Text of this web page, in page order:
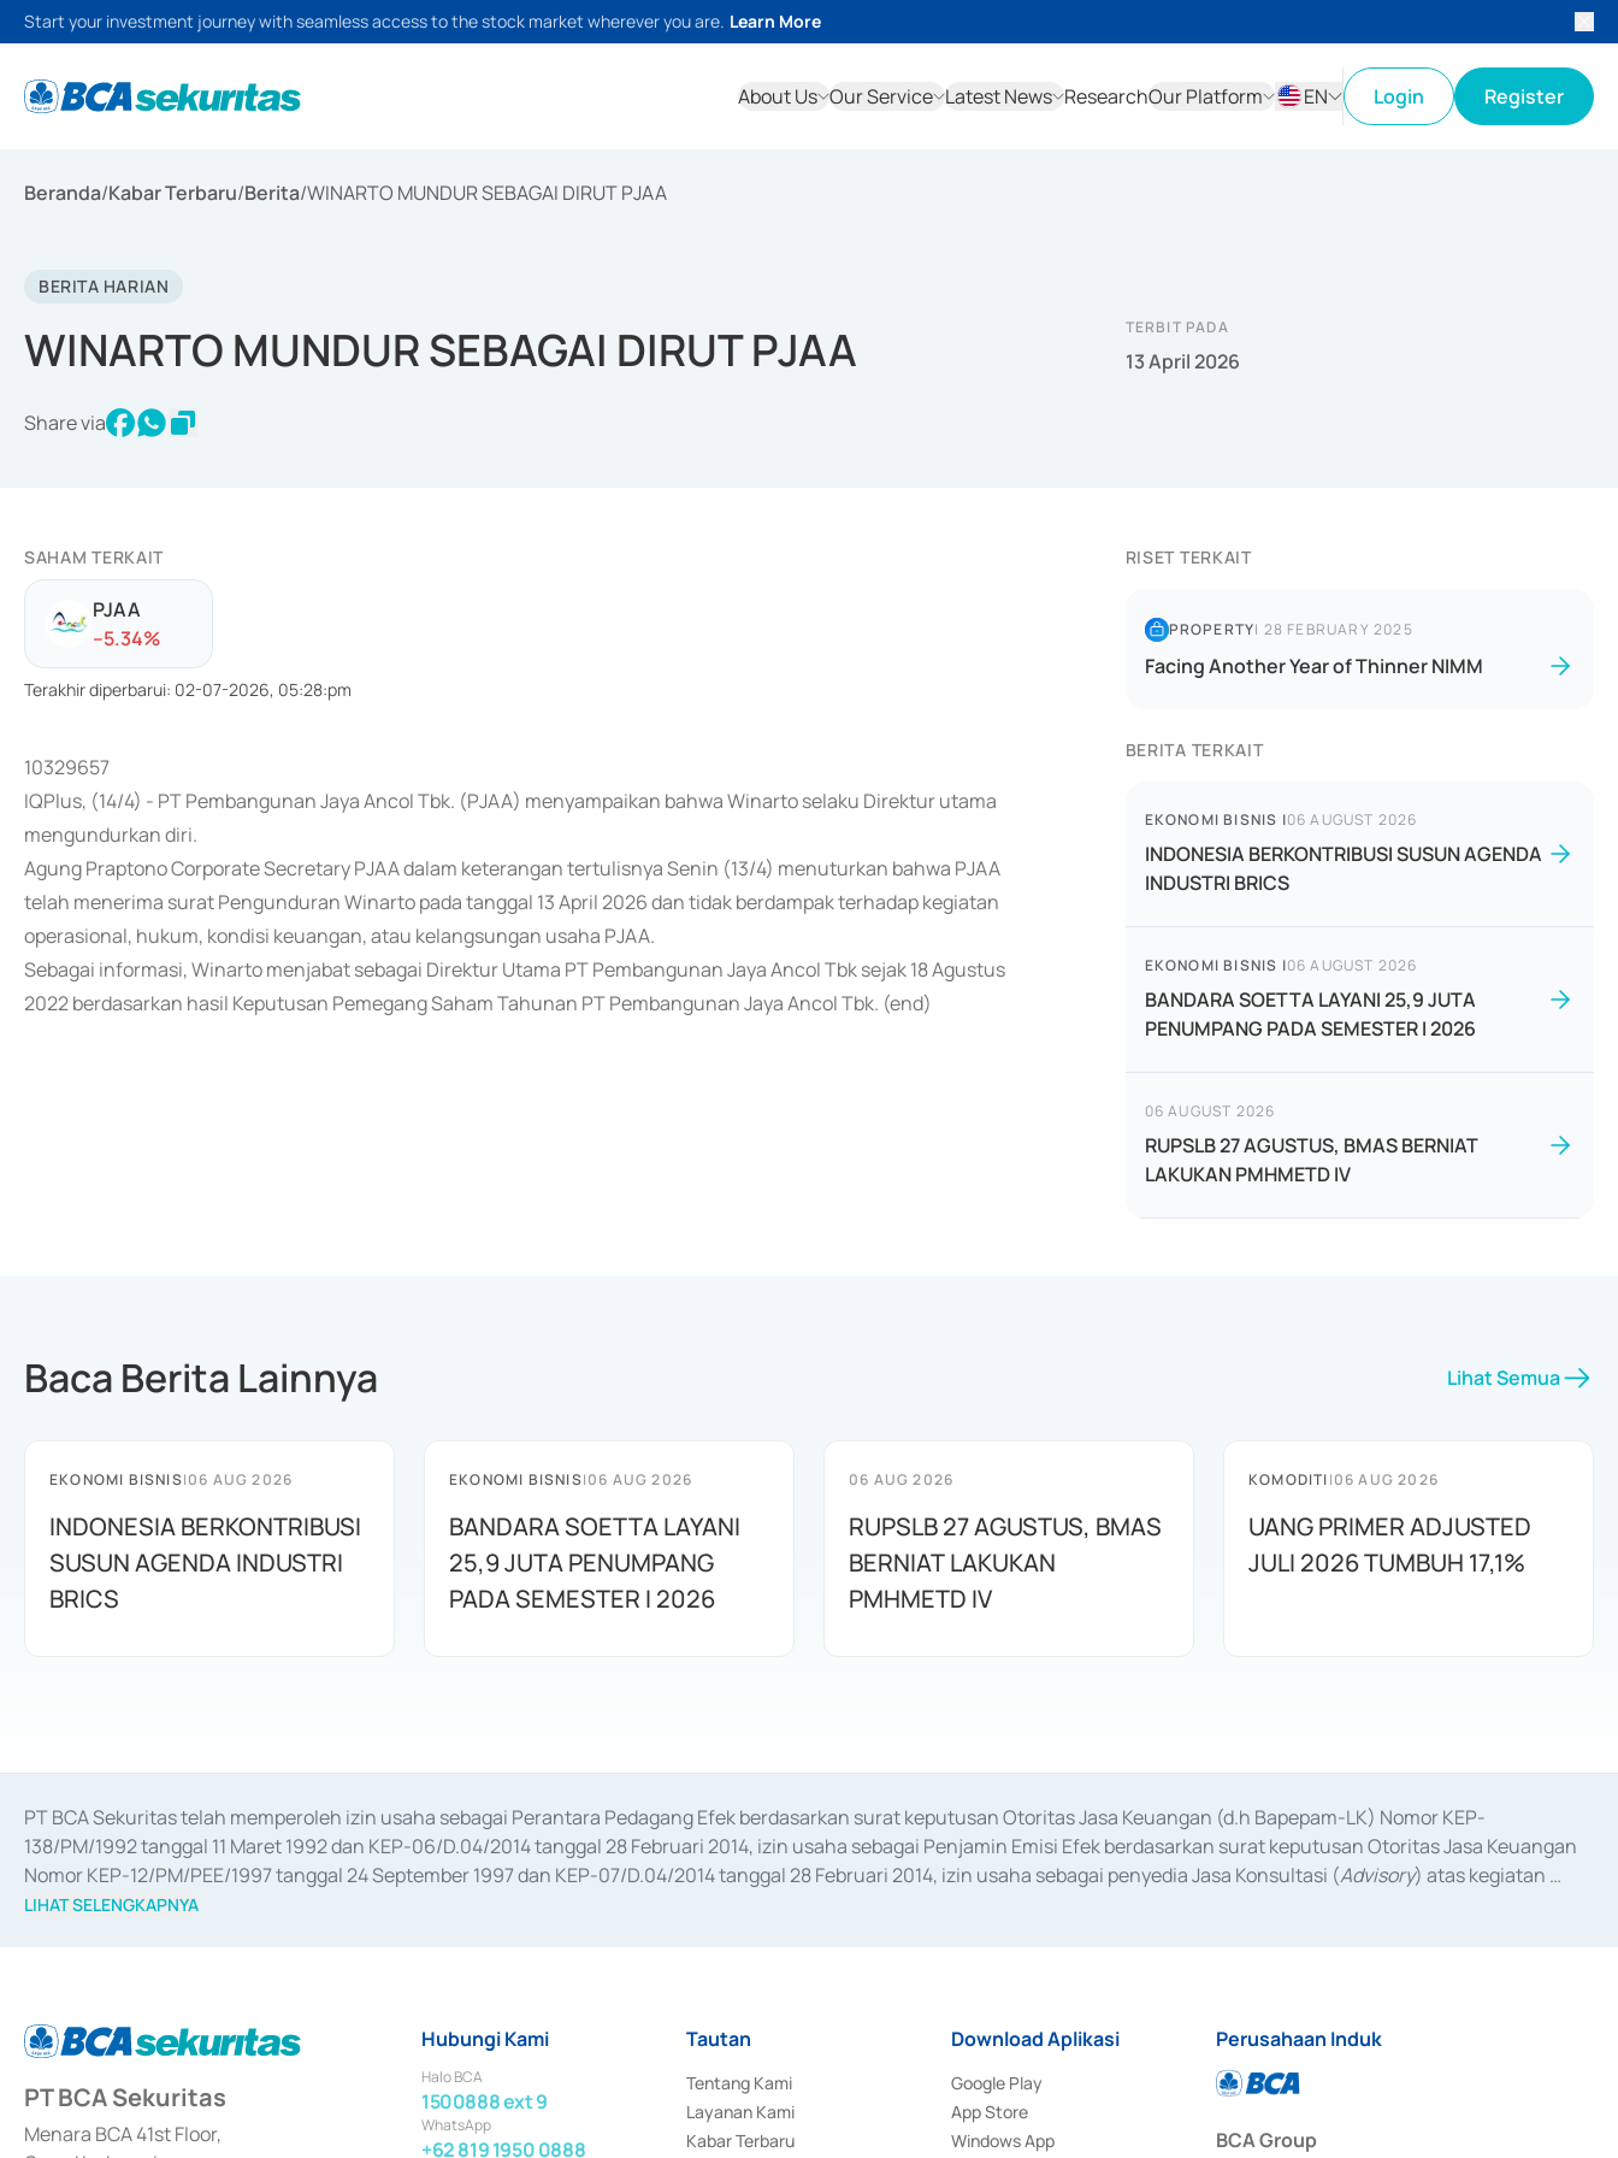
Start your investment journey with seamless access to the stock market wherever you are. Learn More
About Us Our Service Latest News ResearchOur Platform
EN
Login Register
Beranda/Kabar Terbaru/Berita/WINARTO MUNDUR SEBAGAI DIRUT PJAA
BERITA HARIAN
WINARTO MUNDUR SEBAGAI DIRUT PJAA
Share via
TERBIT PADA
13 April 2026
SAHAM TERKAIT
PJAA
--5.34%
Terakhir diperbarui: 02-07-2026, 05:28:pm
10329657
IQPlus, (14/4) - PT Pembangunan Jaya Ancol Tbk. (PJAA) menyampaikan bahwa Winarto selaku Direktur utama
mengundurkan diri.
Agung Praptono Corporate Secretary PJAA dalam keterangan tertulisnya Senin (13/4) menuturkan bahwa PJAA
telah menerima surat Pengunduran Winarto pada tanggal 13 April 2026 dan tidak berdampak terhadap kegiatan
operasional, hukum, kondisi keuangan, atau kelangsungan usaha PJAA.
Sebagai informasi, Winarto menjabat sebagai Direktur Utama PT Pembangunan Jaya Ancol Tbk sejak 18 Agustus
2022 berdasarkan hasil Keputusan Pemegang Saham Tahunan PT Pembangunan Jaya Ancol Tbk. (end)
RISET TERKAIT
PROPERTY| 28 FEBRUARY 2025
Facing Another Year of Thinner NIMM
BERITA TERKAIT
EKONOMI BISNIS |06 AUGUST 2026
INDONESIA BERKONTRIBUSI SUSUN AGENDA
INDUSTRI BRICS
EKONOMI BISNIS |06 AUGUST 2026
BANDARA SOETTA LAYANI 25,9 JUTA
PENUMPANG PADA SEMESTER I 2026
06 AUGUST 2026
RUPSLB 27 AGUSTUS, BMAS BERNIAT
LAKUKAN PMHMETD IV
Baca Berita Lainnya Lihat Semua
EKONOMI BISNIS|06 AUG 2026
INDONESIA BERKONTRIBUSI
SUSUN AGENDA INDUSTRI
BRICS
EKONOMI BISNIS|06 AUG 2026
BANDARA SOETTA LAYANI
25,9 JUTA PENUMPANG
PADA SEMESTER I 2026
06 AUG 2026
RUPSLB 27 AGUSTUS, BMAS
BERNIAT LAKUKAN
PMHMETD IV
KOMODITI|06 AUG 2026
UANG PRIMER ADJUSTED
JULI 2026 TUMBUH 17,1%
PT BCA Sekuritas telah memperoleh izin usaha sebagai Perantara Pedagang Efek berdasarkan surat keputusan Otoritas Jasa Keuangan (d.h Bapepam-LK) Nomor KEP-
138/PM/1992 tanggal 11 Maret 1992 dan KEP-06/D.04/2014 tanggal 28 Februari 2014, izin usaha sebagai Penjamin Emisi Efek berdasarkan surat keputusan Otoritas Jasa Keuangan
Nomor KEP-12/PM/PEE/1997 tanggal 24 September 1997 dan KEP-07/D.04/2014 tanggal 28 Februari 2014, izin usaha sebagai penyedia Jasa Konsultasi (Advisory) atas kegiatan
merger, akuisisi, divestasi, dan
LIHAT SELENGKAPNYA
PT BCA Sekuritas
Menara BCA 41st Floor,
Hubungi Kami
Halo BCA
1500888 ext 9
WhatsApp
+62 819 1950 0888
Tautan
Tentang Kami
Layanan Kami
Kabar Terbaru
Download Aplikasi
Google Play
App Store
Windows App
Perusahaan Induk
BCA Group